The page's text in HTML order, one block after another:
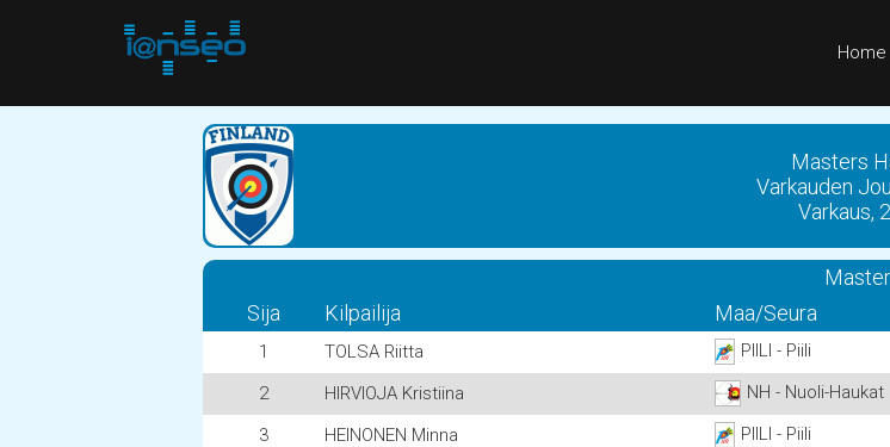
Home
Masters
Varkauden
Varkaus,
Sija
Kilpailija Maa/Seura
1 TOLSA Riitta PIILI - Piili
2 HIRVIOJA Kristiina NH - Nuoli-Haukat
3 HEINONEN Minna PIILI - Piili